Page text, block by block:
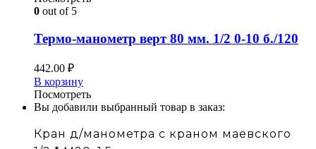
0 out of 5
Термо-манометр верт 80 мм. 1/2 0-10 б./120
442.00 ₽
В корзину
Посмотреть
Вы добавили выбранный товар в заказ:
Кран д/манометра с краном маевского